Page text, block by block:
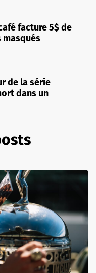
facture 5$ de
masqués
de la série
dans un